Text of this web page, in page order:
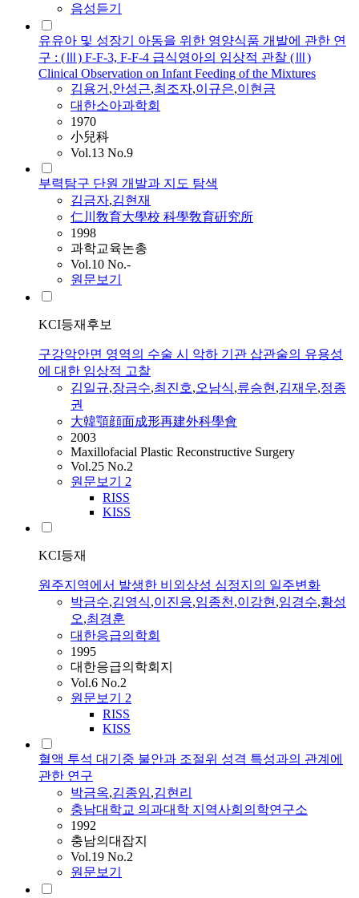
음성듣기
유유아 및 성장기 아동을 위한 영양식품 개발에 관한 연
구 : (Ⅲ) F-F-3, F-F-4 급식영아의 임상적 관찰 (Ⅲ)
Clinical Observation on Infant Feeding of the Mixtures
김용거 ,안성근,최조자,이규은,이현금
대한소아과학회
1970
小兒科
Vol.13 No.9
부력탐구 단원 개발과 지도 탐색
김금자,김현재
仁川敎育大學校 科學敎育硏究所
1998
과학교육논총
Vol.10 No.-
원문보기
KCI등재후보
구강악안면 영역의 수술 시 악하 기관 삽관술의 유용성
에 대한 임상적 고찰
김일규,장금수,최진호,오남식,류승현,김재우,정종
권
大韓顎顔面成形再建外科學會
2003
Maxillofacial Plastic Reconstructive Surgery
Vol.25 No.2
원문보기 2
RISS
KISS
KCI등재
원주지역에서 발생한 비외상성 심정지의 일주변화
박금수,김영식,이진응,임종천,이강현,임경수,황성
오,최경훈
대한응급의학회
1995
대한응급의학회지
Vol.6 No.2
원문보기 2
RISS
KISS
혈액 투석 대기중 불안과 조절위 성격 특성과의 관계에
관한 연구
박금옥,김종임,김현리
충남대학교 의과대학 지역사회의학연구소
1992
충남의대잡지
Vol.19 No.2
원문보기